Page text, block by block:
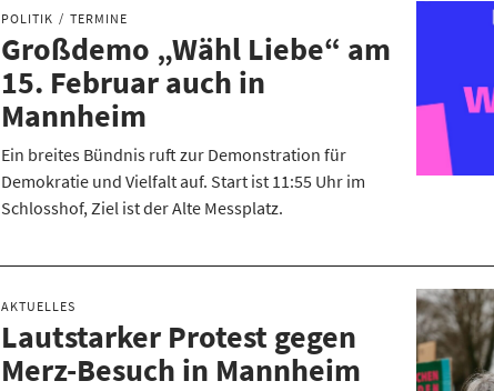
POLITIK TERMINE
Großdemo „Wähl Liebe“ am
15. Februar auch in
Mannheim
Ein breites Bündnis ruft zur Demonstration für
Demokratie und Vielfalt auf. Start ist 11:55 Uhr im
Schlosshof, Ziel ist der Alte Messplatz.
AKTUELLES
Lautstarker Protest gegen
Merz-Besuch in Mannheim